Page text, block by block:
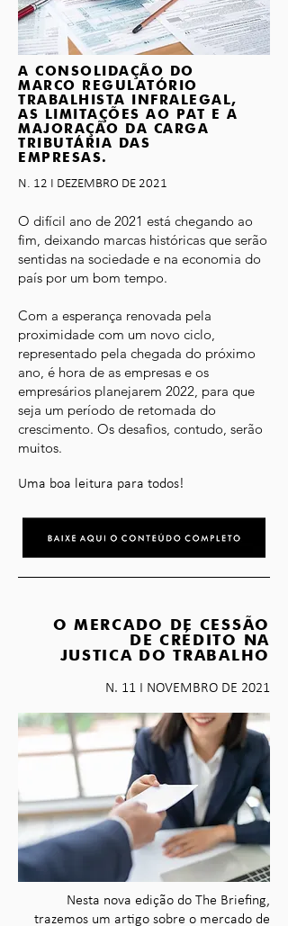
A CONSOLIDAÇÃO DO
MARCO REGULATÓRIO
TRABALHISTA INFRALEGAL,
AS LIMITAÇÕES AO PAT E A
MAJORAÇÃO DA CARGA
TRIBUTÁRIA DAS
EMPRESAS.
N. 12 I DEZEMBRO DE 2021
O difícil ano de 2021 está chegando ao
fim, deixando marcas históricas que serão
sentidas na sociedade e na economia do
país por um bom tempo.
Com a esperança renovada pela
proximidade com um novo ciclo,
representado pela chegada do próximo
ano, é hora de as empresas e os
empresários planejarem 2022, para que
seja um período de retomada do
crescimento. Os desafios, contudo, serão
muitos.
Uma boa leitura para todos!
O MERCADO DE CESSÃO
DE CRÉDITO NA
JUSTICA DO TRABALHO
N. 11 I NOVEMBRO DE 2021
Nesta nova edição do The Briefing,
trazemos um artigo sobre o mercado de